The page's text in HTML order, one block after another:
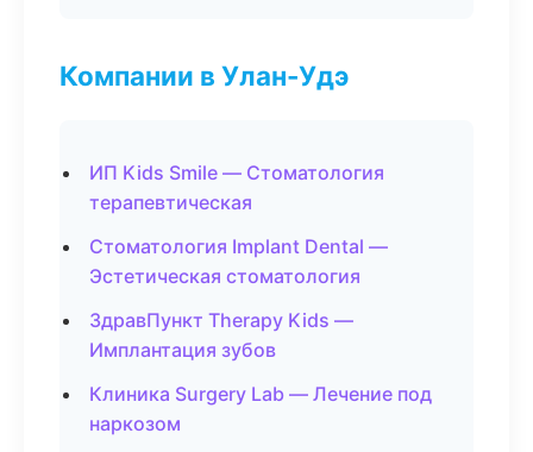
Компании в Улан-Удэ
ИП Kids Smile — Стоматология
терапевтическая
Стоматология Implant Dental —
Эстетическая стоматология
ЗдравПункт Therapy Kids —
Имплантация зубов
Клиника Surgery Lab — Лечение под
наркозом